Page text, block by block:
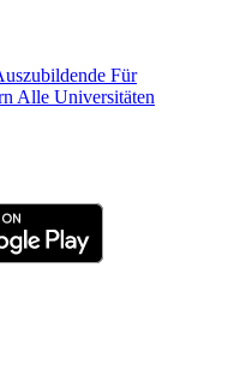
Für
Alle Universitäten